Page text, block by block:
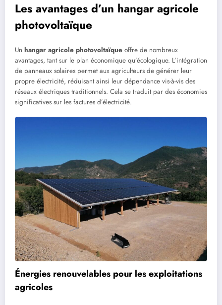
Les avantages d’un hangar agricole
photovoltaïque
Un hangar agricole photovoltaïque offre de nombreux
avantages, tant sur le plan économique qu’écologique. L’intégration
de panneaux solaires permet aux agriculteurs de générer leur
propre électricité, réduisant ainsi leur dépendance vis-à-vis des
réseaux électriques traditionnels. Cela se traduit par des économies
significatives sur les factures d’électricité.
Énergies renouvelables pour les exploitations
agricoles